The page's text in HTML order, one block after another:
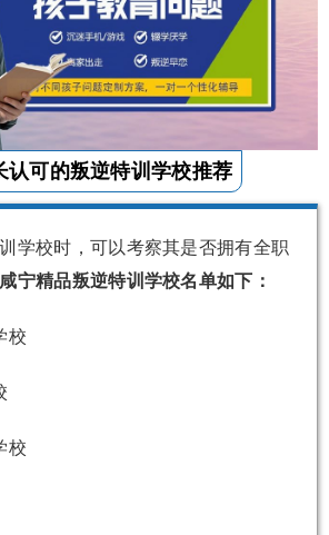
认可的叛逆特训学校推荐
学校时，可以考察其是否拥有全职
咸宁精品叛逆特训学校名单如下：
校
校